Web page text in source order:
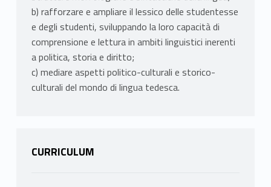
b) rafforzare e ampliare il lessico delle studentesse
e degli studenti, sviluppando la loro capacità di
comprensione e lettura in ambiti linguistici inerenti
a politica, storia e diritto;
c) mediare aspetti politico-culturali e storico-
culturali del mondo di lingua tedesca.
CURRICULUM